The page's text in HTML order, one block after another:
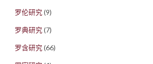
罗伦研究(9)
罗典研究(7)
罗含研究(66)